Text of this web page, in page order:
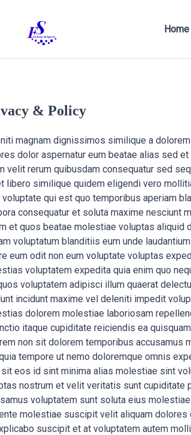
Home
& Policy
magnam dignissimos similique a
dolor aspernatur eum beatae alias sed
velit rerum quibusdam consequatur sed
libero similique quidem eligendi vero
voluptate qui est quo temporibus aperiam
consequatur et soluta maxime nesciunt
et quos beatae molestiae voluptas aliquid
voluptatum blanditiis eum unde
eum odit non eum voluptate voluptas
voluptatem expedita quia enim quo
voluptatem adipisci illum quaerat
incidunt maxime vel deleniti impedit
dolorem molestiae laboriosam
itaque cupiditate reiciendis ea
non sit dolorem temporibus accusamus
tempore ut nemo doloremque omnis
eos id sint minima alias molestiae sint
nostrum et velit veritatis sunt cupiditate
voluptatem sunt soluta eius
molestiae suscipit velit aliquam dolores
suscipit et at voluptatem autem